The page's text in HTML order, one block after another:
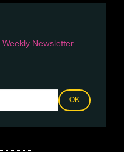
Weekly Newsletter
OK